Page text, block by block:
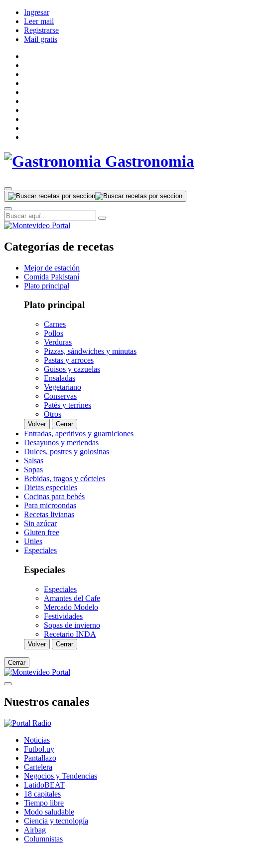
Ingresar
Leer mail
Registrarse
Mail gratis
Gastronomia
Categorías de recetas
Mejor de estación
Comida Pakistaní
Plato principal
Plato principal
Carnes
Pollos
Verduras
Pizzas, sándwiches y minutas
Pastas y arroces
Guisos y cazuelas
Ensaladas
Vegetariano
Conservas
Patés y terrines
Otros
Volver Cerrar
Entradas, aperitivos y guarniciones
Desayunos y meriendas
Dulces, postres y golosinas
Salsas
Sopas
Bebidas, tragos y cócteles
Dietas especiales
Cocinas para bebés
Para microondas
Recetas livianas
Sin azúcar
Gluten free
Utiles
Especiales
Especiales
Especiales
Amantes del Cafe
Mercado Modelo
Festividades
Sopas de invierno
Recetario INDA
Volver Cerrar
Cerrar
Nuestros canales
Noticias
Futbol.uy
Pantallazo
Cartelera
Negocios y Tendencias
LatidoBEAT
18 capitales
Tiempo libre
Modo saludable
Ciencia y tecnología
Airbag
Columnistas